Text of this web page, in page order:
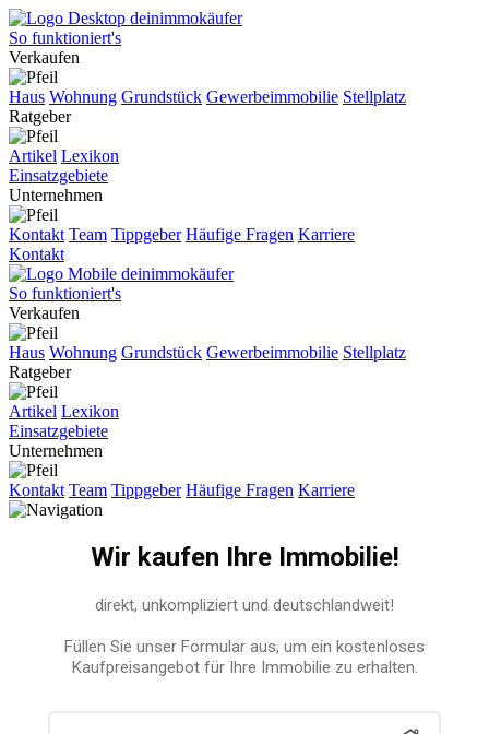
So funktioniert's
Verkaufen
Haus Wohnung Grundstück Gewerbeimmobilie Stellplatz
Ratgeber
Artikel Lexikon
Einsatzgebiete
Unternehmen
Kontakt Team Tippgeber Häufige Fragen Karriere
Kontakt
So funktioniert's
Verkaufen
Haus Wohnung Grundstück Gewerbeimmobilie Stellplatz
Ratgeber
Artikel Lexikon
Einsatzgebiete
Unternehmen
Kontakt Team Tippgeber Häufige Fragen Karriere